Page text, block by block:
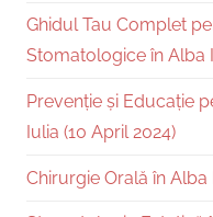
Ghidul Tau Complet
Stomatologice în Alba
Prevenție și Educație
Iulia (10 April 2024)
Chirurgie Orală în Alba